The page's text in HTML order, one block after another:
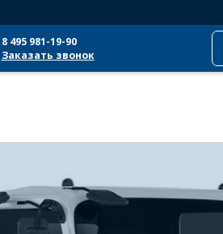
8 495 981-19-90
Заказать звонок